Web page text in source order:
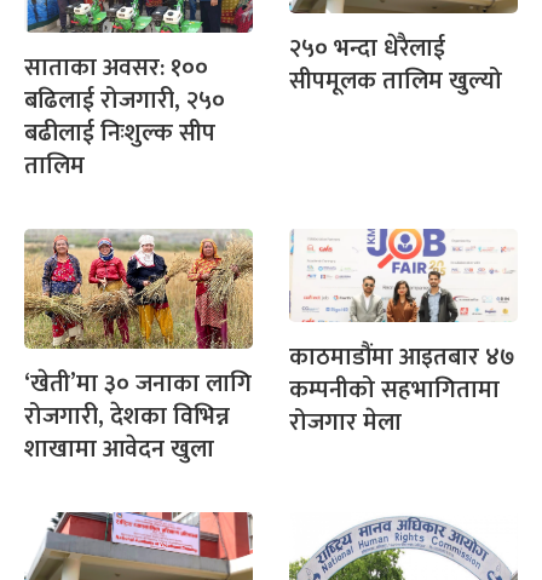
साताका अवसर: १००
बढिलाई रोजगारी, २५०
बढीलाई निःशुल्क सीप
तालिम
२५० भन्दा धेरैलाई
सीपमूलक तालिम खुल्यो
‘खेती’मा ३० जनाका लागि
रोजगारी, देशका विभिन्न
शाखामा आवेदन खुला
काठमाडौंमा आइतबार ४७
कम्पनीको सहभागितामा
रोजगार मेला